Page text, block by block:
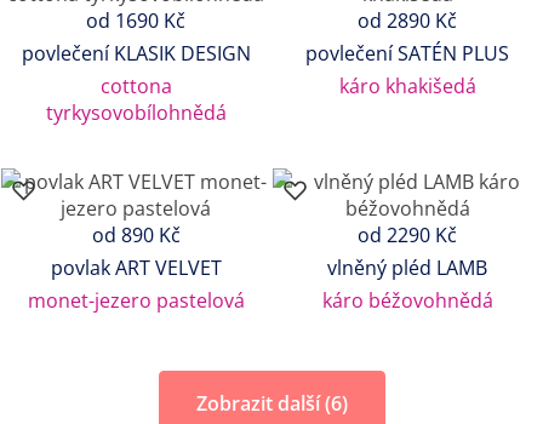
od 1690 Kč
povlečení KLASIK DESIGN
cottona
tyrkysovobílohnědá
od 2890 Kč
povlečení SATÉN PLUS
káro khakišedá
od 890 Kč
povlak ART VELVET
monet-jezero pastelová
od 2290 Kč
vlněný pléd LAMB
káro béžovohnědá
Zobrazit další (6)